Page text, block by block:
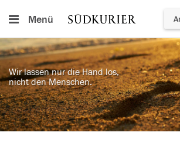
Menü
Wir lassen nur die Hand los,
nicht den Menschen.